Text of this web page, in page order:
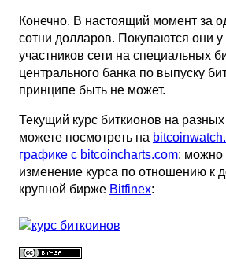
Конечно. В настоящий момент за
сотни долларов. Покупаются они
участников сети на специальных
центрального банка по выпуску
принципе быть не может.
Текущий курс биткионов на
можете посмотреть на
графике с bitcoincharts.com: можно
изменение курса по отношению к
крупной бирже Bitfinex: